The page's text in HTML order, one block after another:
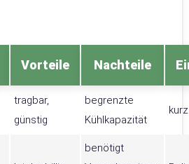
Vorteile Nachteile
tragbar,
günstig
begrenzte
Kühlkapazität
benötigt